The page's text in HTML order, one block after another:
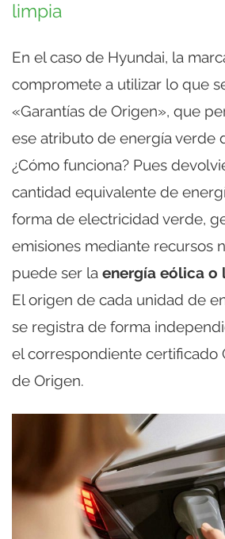
limpia
En el caso de Hyundai, la
compromete a utilizar lo que
«Garantías de Origen», que
ese atributo de energía verde
¿Cómo funciona? Pues
cantidad equivalente de
forma de electricidad verde,
emisiones mediante recursos
puede ser la energía eólica o
El origen de cada unidad de
se registra de forma
el correspondiente certificado
de Origen.